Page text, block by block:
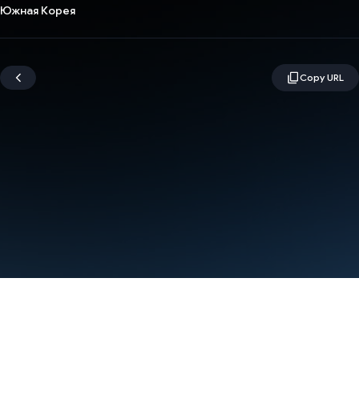
Южная Корея